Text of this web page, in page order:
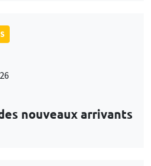
nouveaux arrivants